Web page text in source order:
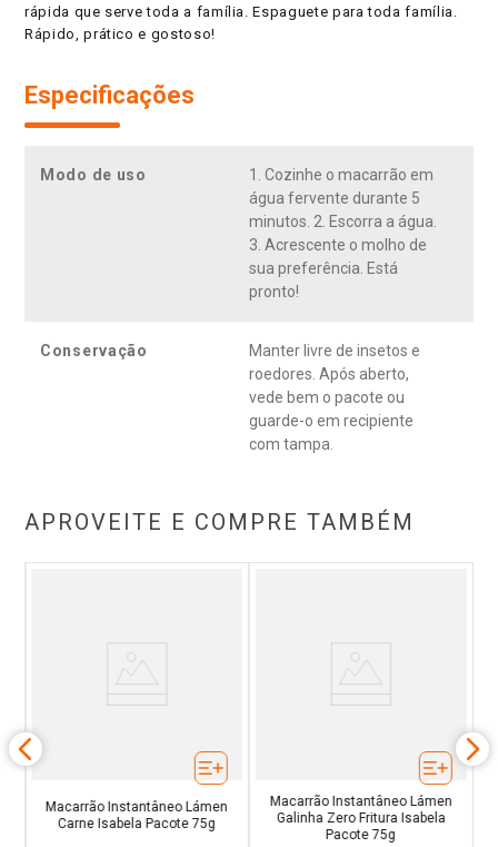
rápida que serve toda a família. Espaguete para toda família.
Rápido, prático e gostoso!
Especificações
Modo de uso
1. Cozinhe o macarrão em
água fervente durante 5
minutos. 2. Escorra a água.
3. Acrescente o molho de
sua preferência. Está
pronto!
Conservação
Manter livre de insetos e
roedores. Após aberto,
vede bem o pacote ou
guarde-o em recipiente
com tampa.
APROVEITE E COMPRE TAMBÉM
Macarrão Instantâneo Lámen
Carne Isabela Pacote 75g
Macarrão Instantâneo Lámen
Galinha Zero Fritura Isabela
Pacote 75g